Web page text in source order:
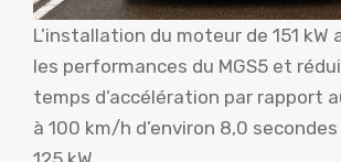
L’installation du moteur de 151 kW
les performances du MGS5 et
temps d’accélération par rapport
à 100 km/h d’environ 8,0